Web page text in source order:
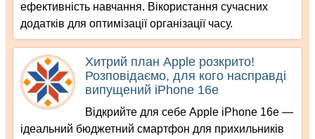
ефективність навчання. Вікористання сучасних
додатків для оптимізації організації часу.
Хитрий план Apple розкрито!
Розповідаємо, для кого насправді
випущений iPhone 16e
Відкрийте для себе Apple iPhone 16e —
ідеальний бюджетний смартфон для прихильників